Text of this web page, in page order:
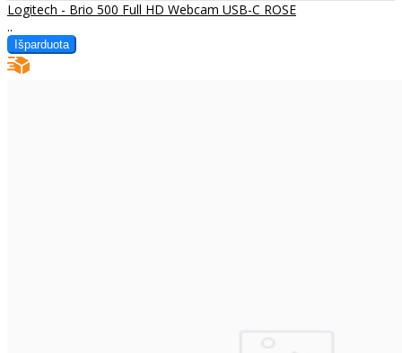
Logitech - Brio 500 Full HD Webcam USB-C ROSE
..